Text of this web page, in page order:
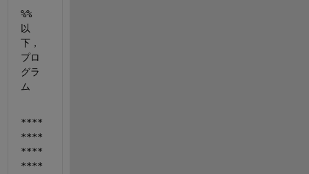
%%
以
下，
プロ
グラ
ム
****
****
****
****